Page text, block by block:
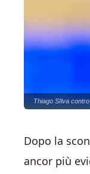
Thiago SIlva contro
Dopo la
ancor più